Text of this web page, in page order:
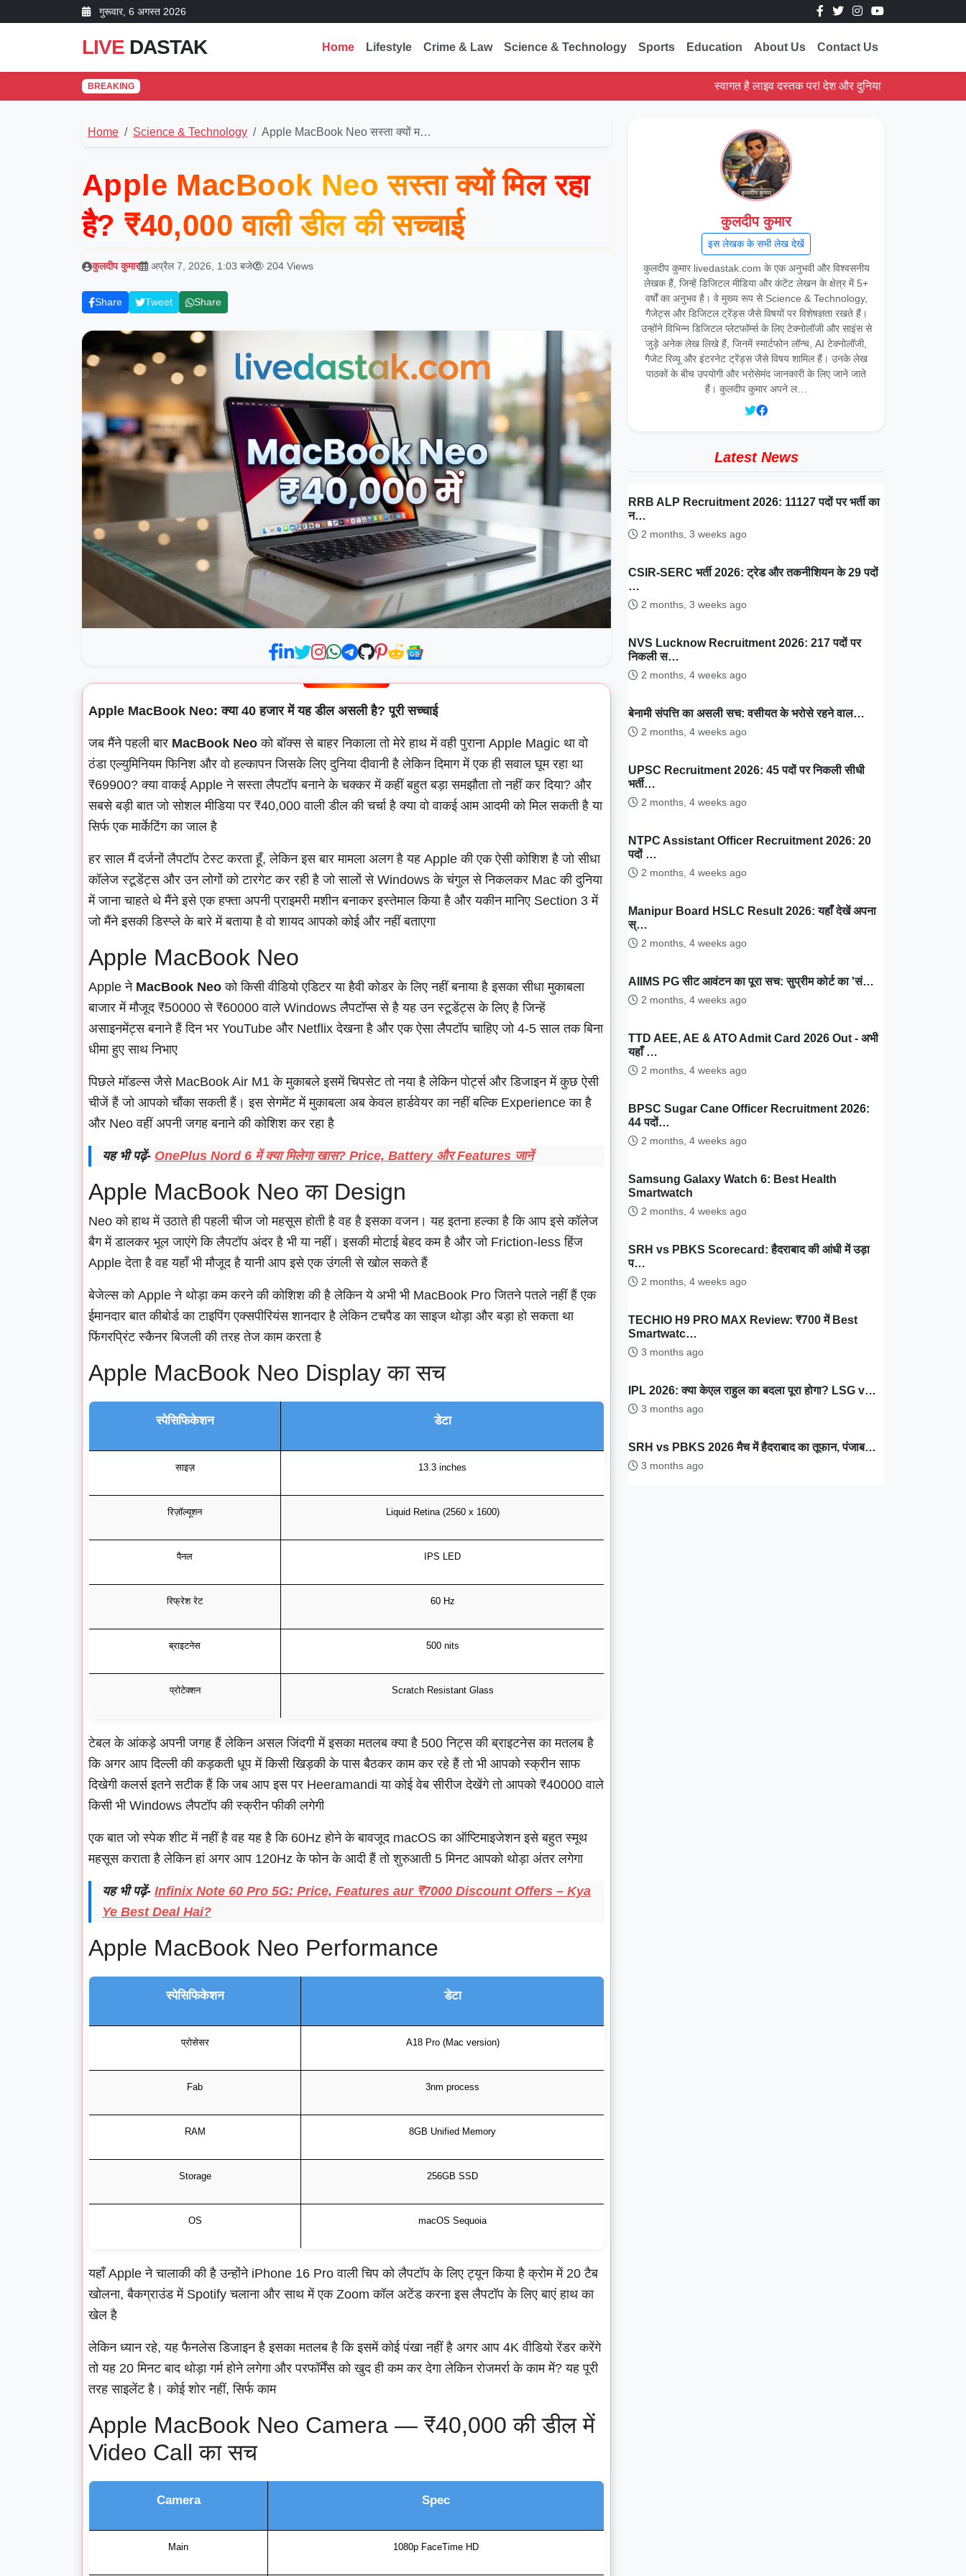
गुरूवार, 6 अगस्त 2026
LIVE DASTAK Home Lifestyle Crime & Law Science & Technology Sports Education About Us Contact Us
BREAKING स्वागत है लाइव दस्तक पर! देश और दुनिया की ताज़ा ख़बरें पढ़ें।
Home Science & Technology Apple MacBook Neo सस्ता क्यों म…
Apple MacBook Neo सस्ता क्यों मिल रहा
है? ₹40,000 वाली डील की सच्चाई
कुलदीप कुमार अप्रैल 7, 2026, 1:03 बजे 204 Views
Share Tweet Share
Apple MacBook Neo: क्या 40 हजार में यह डील असली है? पूरी सच्चाई
जब मैंने पहली बार MacBook Neo को बॉक्स से बाहर निकाला तो मेरे हाथ में वही पुराना Apple Magic था वो
ठंडा एल्युमिनियम फिनिश और वो हल्कापन जिसके लिए दुनिया दीवानी है लेकिन दिमाग में एक ही सवाल घूम रहा था
₹69900? क्या वाकई Apple ने सस्ता लैपटॉप बनाने के चक्कर में कहीं बहुत बड़ा समझौता तो नहीं कर दिया? और
सबसे बड़ी बात जो सोशल मीडिया पर ₹40,000 वाली डील की चर्चा है क्या वो वाकई आम आदमी को मिल सकती है या
सिर्फ एक मार्केटिंग का जाल है
हर साल मैं दर्जनों लैपटॉप टेस्ट करता हूँ, लेकिन इस बार मामला अलग है यह Apple की एक ऐसी कोशिश है जो सीधा
कॉलेज स्टूडेंट्स और उन लोगों को टारगेट कर रही है जो सालों से Windows के चंगुल से निकलकर Mac की दुनिया
में जाना चाहते थे मैंने इसे एक हफ्ता अपनी प्राइमरी मशीन बनाकर इस्तेमाल किया है और यकीन मानिए Section 3 में
जो मैंने इसकी डिस्प्ले के बारे में बताया है वो शायद आपको कोई और नहीं बताएगा
Apple MacBook Neo
Apple ने MacBook Neo को किसी वीडियो एडिटर या हैवी कोडर के लिए नहीं बनाया है इसका सीधा मुकाबला
बाजार में मौजूद ₹50000 से ₹60000 वाले Windows लैपटॉप्स से है यह उन स्टूडेंट्स के लिए है जिन्हें
असाइनमेंट्स बनाने हैं दिन भर YouTube और Netflix देखना है और एक ऐसा लैपटॉप चाहिए जो 4-5 साल तक बिना
धीमा हुए साथ निभाए
पिछले मॉडल्स जैसे MacBook Air M1 के मुकाबले इसमें चिपसेट तो नया है लेकिन पोर्ट्स और डिजाइन में कुछ ऐसी
चीजें हैं जो आपको चौंका सकती हैं। इस सेगमेंट में मुकाबला अब केवल हार्डवेयर का नहीं बल्कि Experience का है
और Neo वहीं अपनी जगह बनाने की कोशिश कर रहा है
यह भी पढ़ें- OnePlus Nord 6 में क्या मिलेगा खास? Price, Battery और Features जानें
Apple MacBook Neo का Design
Neo को हाथ में उठाते ही पहली चीज जो महसूस होती है वह है इसका वजन। यह इतना हल्का है कि आप इसे कॉलेज
बैग में डालकर भूल जाएंगे कि लैपटॉप अंदर है भी या नहीं। इसकी मोटाई बेहद कम है और जो Friction-less हिंज
Apple देता है वह यहाँ भी मौजूद है यानी आप इसे एक उंगली से खोल सकते हैं
बेजेल्स को Apple ने थोड़ा कम करने की कोशिश की है लेकिन ये अभी भी MacBook Pro जितने पतले नहीं हैं एक
ईमानदार बात कीबोर्ड का टाइपिंग एक्सपीरियंस शानदार है लेकिन टचपैड का साइज थोड़ा और बड़ा हो सकता था
फिंगरप्रिंट स्कैनर बिजली की तरह तेज काम करता है
Apple MacBook Neo Display का सच
स्पेसिफिकेशन डेटा
साइज़ 13.3 inches
रिज़ॉल्यूशन Liquid Retina (2560 x 1600)
पैनल IPS LED
रिफ्रेश रेट 60 Hz
ब्राइटनेस 500 nits
प्रोटेक्शन Scratch Resistant Glass
टेबल के आंकड़े अपनी जगह हैं लेकिन असल जिंदगी में इसका मतलब क्या है 500 निट्स की ब्राइटनेस का मतलब है
कि अगर आप दिल्ली की कड़कती धूप में किसी खिड़की के पास बैठकर काम कर रहे हैं तो भी आपको स्क्रीन साफ
दिखेगी कलर्स इतने सटीक हैं कि जब आप इस पर Heeramandi या कोई वेब सीरीज देखेंगे तो आपको ₹40000 वाले
किसी भी Windows लैपटॉप की स्क्रीन फीकी लगेगी
एक बात जो स्पेक शीट में नहीं है वह यह है कि 60Hz होने के बावजूद macOS का ऑप्टिमाइजेशन इसे बहुत स्मूथ
महसूस कराता है लेकिन हां अगर आप 120Hz के फोन के आदी हैं तो शुरुआती 5 मिनट आपको थोड़ा अंतर लगेगा
यह भी पढ़ें- Infinix Note 60 Pro 5G: Price, Features aur ₹7000 Discount Offers – Kya
Ye Best Deal Hai?
Apple MacBook Neo Performance
स्पेसिफिकेशन डेटा
प्रोसेसर A18 Pro (Mac version)
Fab 3nm process
RAM 8GB Unified Memory
Storage 256GB SSD
OS macOS Sequoia
यहाँ Apple ने चालाकी की है उन्होंने iPhone 16 Pro वाली चिप को लैपटॉप के लिए ट्यून किया है क्रोम में 20 टैब
खोलना, बैकग्राउंड में Spotify चलाना और साथ में एक Zoom कॉल अटेंड करना इस लैपटॉप के लिए बाएं हाथ का
खेल है
लेकिन ध्यान रहे, यह फैनलेस डिजाइन है इसका मतलब है कि इसमें कोई पंखा नहीं है अगर आप 4K वीडियो रेंडर करेंगे
तो यह 20 मिनट बाद थोड़ा गर्म होने लगेगा और परफॉर्मेंस को खुद ही कम कर देगा लेकिन रोजमर्रा के काम में? यह पूरी
तरह साइलेंट है। कोई शोर नहीं, सिर्फ काम
Apple MacBook Neo Camera — ₹40,000 की डील में
Video Call का सच
Camera Spec
Main 1080p FaceTime HD
कुलदीप कुमार
इस लेखक के सभी लेख देखें
कुलदीप कुमार livedastak.com के एक अनुभवी और विश्वसनीय
लेखक हैं, जिन्हें डिजिटल मीडिया और कंटेंट लेखन के क्षेत्र में 5+
वर्षों का अनुभव है। वे मुख्य रूप से Science & Technology,
गैजेट्स और डिजिटल ट्रेंड्स जैसे विषयों पर विशेषज्ञता रखते हैं।
उन्होंने विभिन्न डिजिटल प्लेटफॉर्म्स के लिए टेक्नोलॉजी और साइंस से
जुड़े अनेक लेख लिखे हैं, जिनमें स्मार्टफोन लॉन्च, AI टेक्नोलॉजी,
गैजेट रिव्यू और इंटरनेट ट्रेंड्स जैसे विषय शामिल हैं। उनके लेख
पाठकों के बीच उपयोगी और भरोसेमंद जानकारी के लिए जाने जाते
हैं। कुलदीप कुमार अपने ल…
Latest News
RRB ALP Recruitment 2026: 11127 पदों पर भर्ती का
न…
2 months, 3 weeks ago
CSIR-SERC भर्ती 2026: ट्रेड और तकनीशियन के 29 पदों
…
2 months, 3 weeks ago
NVS Lucknow Recruitment 2026: 217 पदों पर
निकली स…
2 months, 4 weeks ago
बेनामी संपत्ति का असली सच: वसीयत के भरोसे रहने वाल…
2 months, 4 weeks ago
UPSC Recruitment 2026: 45 पदों पर निकली सीधी
भर्ती…
2 months, 4 weeks ago
NTPC Assistant Officer Recruitment 2026: 20
पदों …
2 months, 4 weeks ago
Manipur Board HSLC Result 2026: यहाँ देखें अपना
स्…
2 months, 4 weeks ago
AIIMS PG सीट आवंटन का पूरा सच: सुप्रीम कोर्ट का 'सं…
2 months, 4 weeks ago
TTD AEE, AE & ATO Admit Card 2026 Out - अभी
यहाँ …
2 months, 4 weeks ago
BPSC Sugar Cane Officer Recruitment 2026:
44 पदों…
2 months, 4 weeks ago
Samsung Galaxy Watch 6: Best Health
Smartwatch
2 months, 4 weeks ago
SRH vs PBKS Scorecard: हैदराबाद की आंधी में उड़ा
प…
2 months, 4 weeks ago
TECHIO H9 PRO MAX Review: ₹700 में Best
Smartwatc…
3 months ago
IPL 2026: क्या केएल राहुल का बदला पूरा होगा? LSG v…
3 months ago
SRH vs PBKS 2026 मैच में हैदराबाद का तूफान, पंजाब…
3 months ago